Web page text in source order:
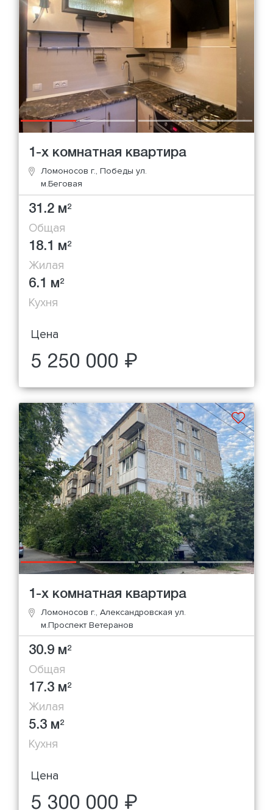
1-х комнатная квартира
Ломоносов г., Победы ул.
м.Беговая
31.2 м2
Общая
18.1 м2
Жилая
6.1 м2
Кухня
Цена
5 250 000 ₽
1-х комнатная квартира
Ломоносов г., Александровская ул.
м.Проспект Ветеранов
30.9 м2
Общая
17.3 м2
Жилая
5.3 м2
Кухня
Цена
5 300 000 ₽